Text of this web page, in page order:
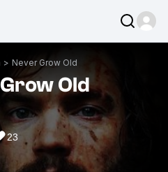
> Never Grow Old
Old
23